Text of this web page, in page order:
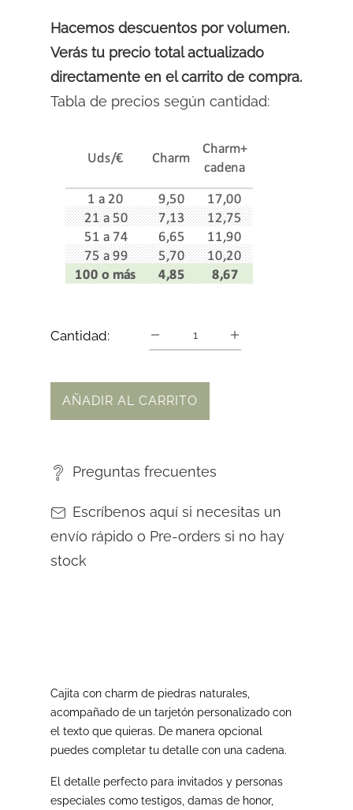
Hacemos descuentos por volumen.
Verás tu precio total actualizado
directamente en el carrito de compra.
Tabla de precios según cantidad:
Cantidad:
AÑADIR AL CARRITO
Preguntas frecuentes
Escríbenos aquí si necesitas un
envío rápido o Pre-orders si no hay
stock
Cajita con charm de piedras naturales,
acompañado de un tarjetón personalizado con
el texto que quieras. De manera opcional
puedes completar tu detalle con una cadena.
El detalle perfecto para invitados y personas
especiales como testigos, damas de honor,